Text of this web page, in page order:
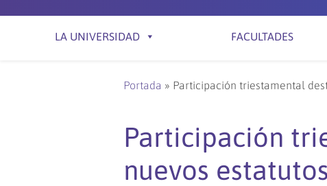
LA UNIVERSIDAD FACULTADES
Portada » Participación triestamental
Participación
nuevos